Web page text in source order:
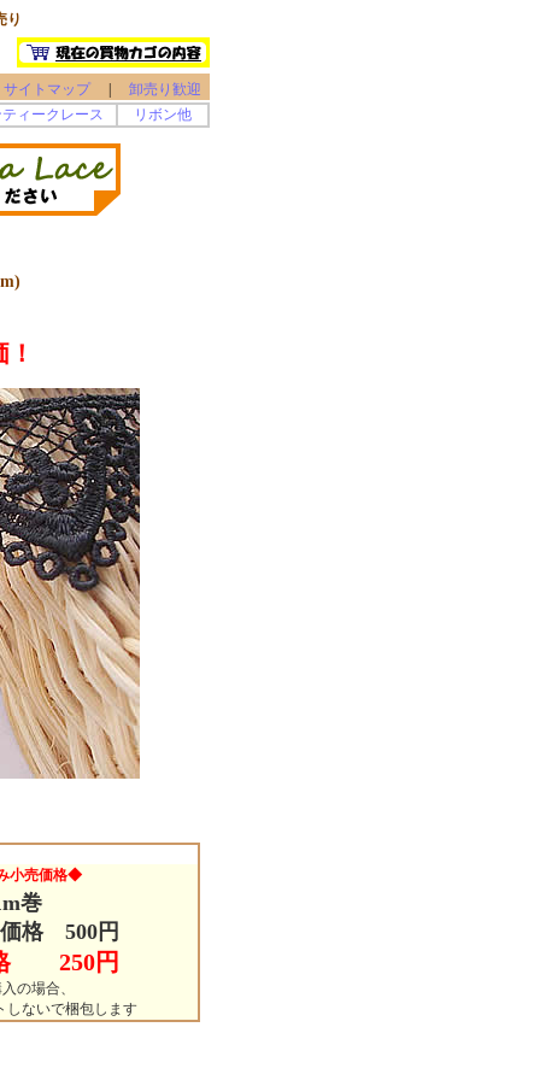
り
イトマップ| 卸売り歓迎
ィークレース
リボン他
小売価格◆
巻
格 500円
250円
の場合、
しないで梱包します